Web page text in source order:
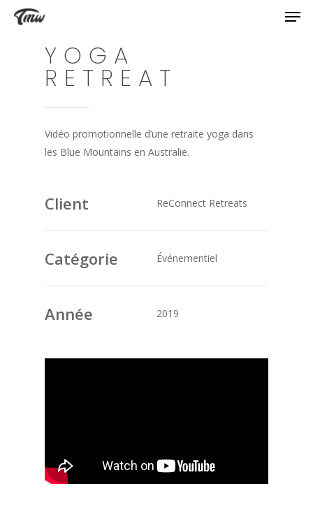
YOGA
RETREAT
Vidéo promotionnelle d’une retraite yoga dans
les Blue Mountains en Australie.
Client ReConnect Retreats
Catégorie Événementiel
Année 2019